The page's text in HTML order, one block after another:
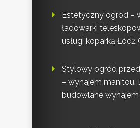
Estetyczny ogród –
ładowarki
usługi koparką Łódź
Stylowy ogród
– wynajem manitou.
budowlane wynajem